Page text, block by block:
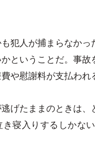
犯人が捕まらなか
ということだ。事
や慰謝料が支払われ
げたままのときは
寝入りするしかな